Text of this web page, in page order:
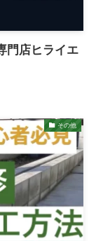
門店ヒライエ
その他